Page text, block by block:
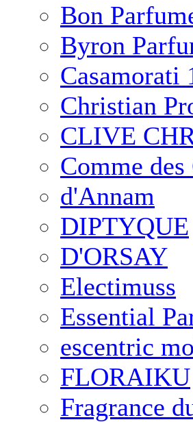
Bon
Byron
Casamorati
Christian
CLIVE
Comme des
d'Annam
DIPTYQUE
D'ORSAY
Electimuss
Essential
escentric
FLORAIKU
Fragrance